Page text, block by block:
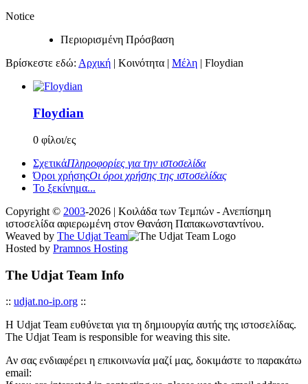
Notice
Περιορισμένη Πρόσβαση
Βρίσκεστε εδώ: Αρχική | Κοινότητα | Μέλη | Floydian
Floydian
0 φίλοι/ες
ΣχετικάΠληροφορίες για την ιστοσελίδα
Όροι χρήσηςΟι όροι χρήσης της ιστοσελίδας
Το ξεκίνημα...
Copyright © 2003-2026 | Κοιλάδα των Τεμπών - Ανεπίσημη
ιστοσελίδα αφιερωμένη στον Θανάση Παπακωνσταντίνου.
Weaved by The Udjat Team
Hosted by Pramnos Hosting
The Udjat Team Info
:: udjat.no-ip.org ::
Η Udjat Team ευθύνεται για τη δημιουργία αυτής της ιστοσελίδας.
The Udjat Team is responsible for weaving this site.
Αν σας ενδιαφέρει η επικοινωνία μαζί μας, δοκιμάστε το παρακάτω
email: